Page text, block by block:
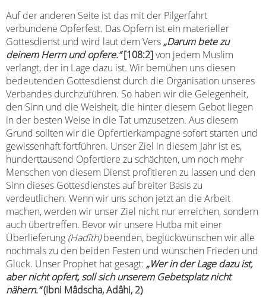
Auf der anderen Seite ist das mit der Pilgerfahrt
verbundene Opferfest. Das Opfern ist ein materieller
Gottesdienst und wird laut dem Vers „Darum bete zu
deinem Herrn und opfere.“ [108:2]von jedem Muslim
verlangt, der in Lage dazu ist. Wir bemühen uns diesen
bedeutenden Gottesdienst durch die Organisation unseres
Verbandes durchzuführen. So haben wir die Gelegenheit,
den Sinn und die Weisheit, die hinter diesem Gebot liegen
in der besten Weise in die Tat umzusetzen. Aus diesem
Grund sollten wir die Opfertierkampagne sofort starten und
gewissenhaft fortführen. Unser Ziel in diesem Jahr ist es,
hunderttausend Opfertiere zu schächten, um noch mehr
Menschen von diesem Dienst profitieren zu lassen und den
Sinn dieses Gottesdienstes auf breiter Basis zu
verdeutlichen. Wenn wir uns schon jetzt an die Arbeit
machen, werden wir unser Ziel nicht nur erreichen, sondern
auch übertreffen. Bevor wir unsere Hutba mit einer
Überlieferung (Hadîth)beenden, beglückwünschen wir alle
nochmals zu den beiden Festen und wünschen Frieden und
Glück. Unser Prophet hat gesagt: „Wer in der Lage dazu ist,
aber nicht opfert, soll sich unserem Gebetsplatz nicht
nähern.“(Ibni Mâdscha, Adâhi, 2)